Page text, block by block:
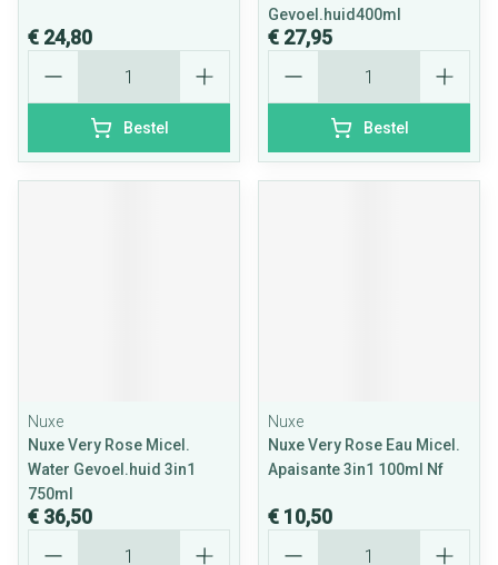
€ 24,80
Bestel
Gevoel.huid400ml
€ 27,95
Bestel
Nuxe
Nuxe Very Rose Micel.
Water Gevoel.huid 3in1
750ml
€ 36,50
Nuxe
Nuxe Very Rose Eau Micel.
Apaisante 3in1 100ml Nf
€ 10,50